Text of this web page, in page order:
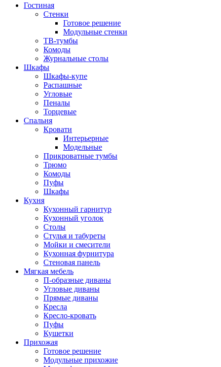
Гостиная
Стенки
Готовое решение
Модульные стенки
ТВ-тумбы
Комоды
Журнальные столы
Шкафы
Шкафы-купе
Распашные
Угловые
Пеналы
Торцевые
Спальня
Кровати
Интерьерные
Модельные
Прикроватные тумбы
Трюмо
Комоды
Пуфы
Шкафы
Кухня
Кухонный гарнитур
Кухонный уголок
Столы
Стулья и табуреты
Мойки и смесители
Кухонная фурнитура
Стеновая панель
Мягкая мебель
П-образные диваны
Угловые диваны
Прямые диваны
Кресла
Кресло-кровать
Пуфы
Кушетки
Прихожая
Готовое решение
Модульные прихожие